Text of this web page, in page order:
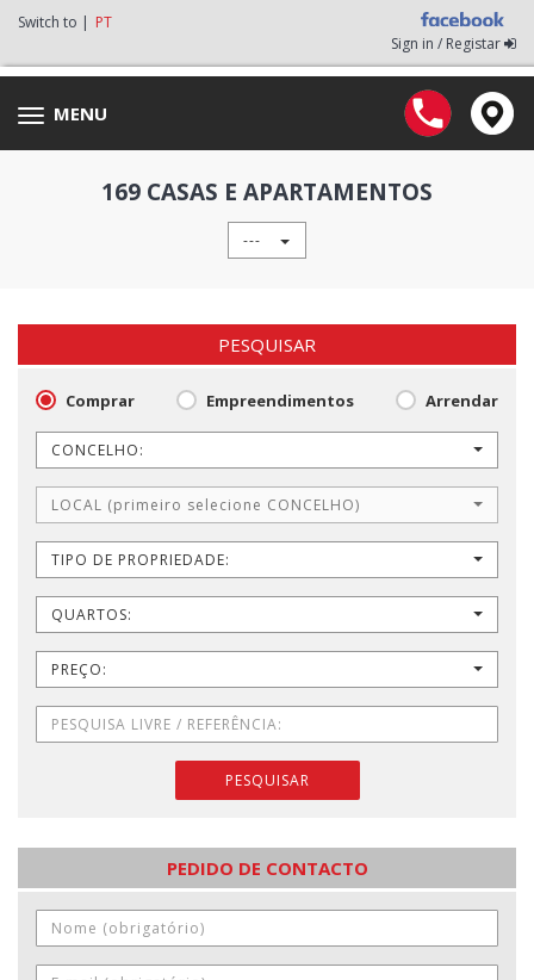
Switch to | PT
Sign in / Registar
Toggle
navigation
MENU
169 CASAS E APARTAMENTOS
---
PESQUISAR
Comprar Empreendimentos Arrendar
CONCELHO:
LOCAL (primeiro selecione CONCELHO)
TIPO DE PROPRIEDADE:
QUARTOS:
PREÇO:
PESQUISAR
PEDIDO DE CONTACTO